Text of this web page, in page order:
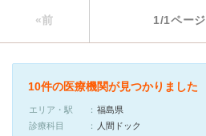
«前 1/1ページ
10件の医療機関が見つかりました
エリア・駅
福島県
診療科目
人間ドック